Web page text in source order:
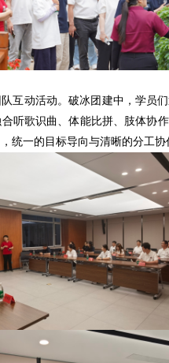
互动活动。破冰团建中，学员
听歌识曲、体能比拼、肢体协
统一的目标导向与清晰的分工